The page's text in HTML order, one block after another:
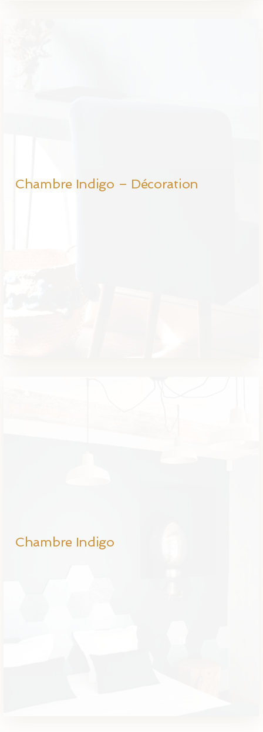
Chambre Indigo – Décoration
Chambre Indigo